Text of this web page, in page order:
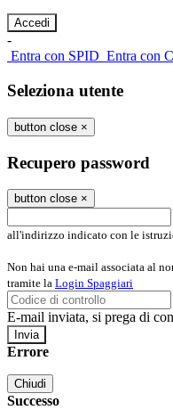
-
Entra con SPID Entra con
Seleziona utente
button close ×
Recupero password
button close ×
all'indirizzo indicato con le
Non hai una e-mail associata al
tramite la Login Spaggiari
E-mail inviata, si prega di
Errore
Chiudi
Successo